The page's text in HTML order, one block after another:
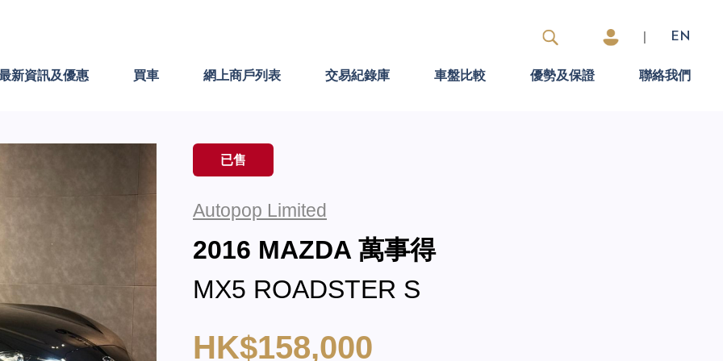
EN
新資訊及優惠 買車 網上商戶列表 交易紀錄庫 車盤比較 優勢及保證 聯絡我們
已售
Autopop Limited
2016 MAZDA 萬事得
MX5 ROADSTER S
HK$158,000